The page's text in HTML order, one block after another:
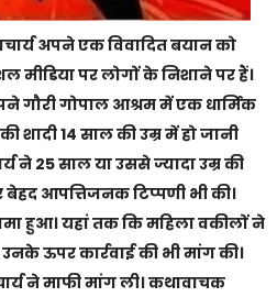
अपने एक विवादित बयान को
पर लोगों के निशाने पर हैं।
गौरी गोपाल आश्रम में एक धार्मिक
शादी 14 साल की उम्र में हो जानी
ने 25 साल या उससे ज्यादा उम्र की
आपत्तिजनक टिप्पणी भी की।
हुआ। यहां तक कि महिला वकीलों ने
ऊपर कार्रवाई की भी मांग की।
ने माफी मांग ली। कथावाचक